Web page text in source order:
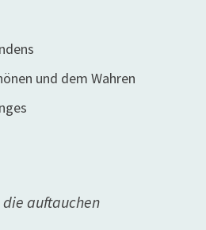
und dem Wahren
auftauchen